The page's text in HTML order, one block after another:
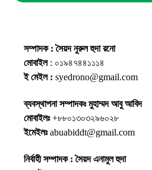
সম্পাদক : সৈয়দ নুরুল হুদা রনো
মোবাইল: ০১৯৪৭৪৪১১১৪
ই মেইল : syedrono@gmail.com
ব্যবস্থাপনা সম্পাদকঃ মুহাম্মদ আবু আবিদ
মোবাইলঃ+৮৮০১৩০৩২৯৬০২৮
ইমেইলঃabuabiddt@gmail.com
নির্বাহী সম্পাদক : সৈয়দ এনামুল হুদা